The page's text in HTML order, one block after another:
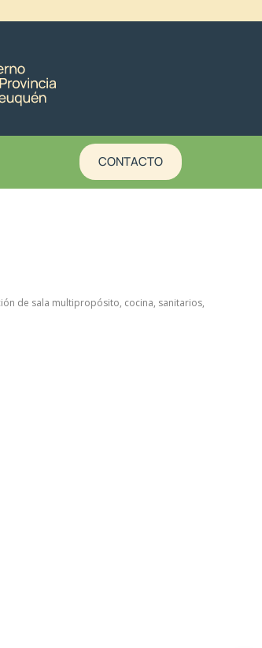
CONTACTO
de sala multipropósito, cocina, sanitarios,